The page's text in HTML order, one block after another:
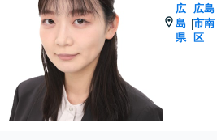
広
島
県
|
広島
市南
区